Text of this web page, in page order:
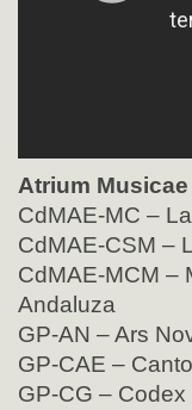
Atrium
CdMAE-MC –
CdMAE-CSM –
CdMAE-MCM –
Andaluza
GP-AN – Ars
GP-CAE –
GP-CG – Codex